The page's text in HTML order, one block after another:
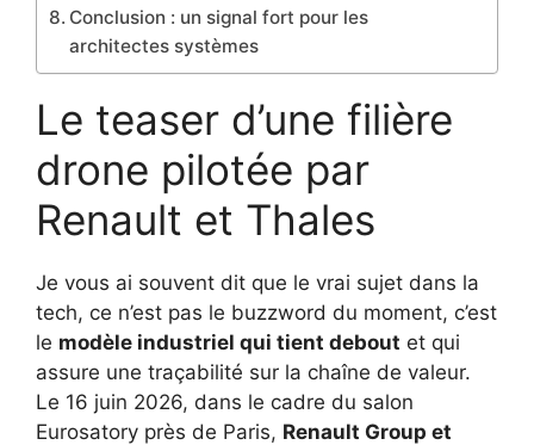
Conclusion : un signal fort pour les
architectes systèmes
Le teaser d’une filière
drone pilotée par
Renault et Thales
Je vous ai souvent dit que le vrai sujet dans la
tech, ce n’est pas le buzzword du moment, c’est
le modèle industriel qui tient debout et qui
assure une traçabilité sur la chaîne de valeur.
Le 16 juin 2026, dans le cadre du salon
Eurosatory près de Paris, Renault Group et